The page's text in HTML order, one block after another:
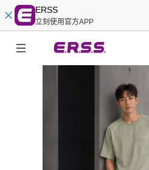
ERSS
立刻使用官方APP